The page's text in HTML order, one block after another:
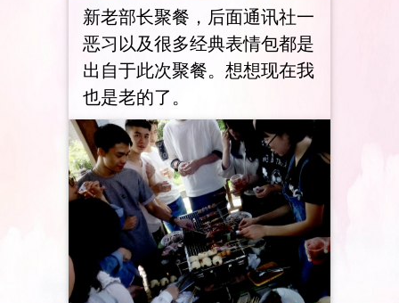
新老部长聚餐，后面通讯社一
恶习以及很多经典表情包都是
出自于此次聚餐。想想现在我
也是老的了。